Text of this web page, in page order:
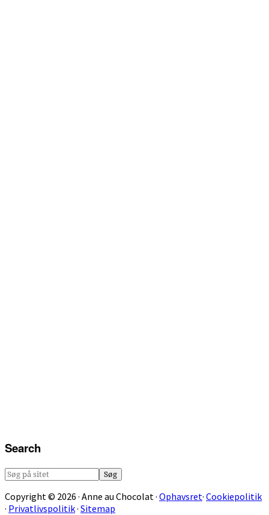
Search
Søg
sitet
Copyright © 2026 · Anne au Chocolat · Ophavsret· Cookiepolitik
· Privatlivspolitik· Sitemap